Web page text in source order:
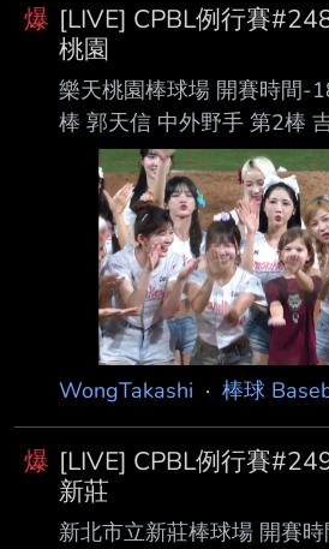
爆 [LIVE] CPBL例行賽
桃園
樂天桃園棒球場 開賽時間-
棒 郭天信 中外野手 第2棒
打擊 第3棒 朱育賢 一壘手
第5棒 李凱威 二壘手 第6棒
張祐嘉 右外野手 第8棒 蔣
豪 左外野手 先發投手 鋼龍
晨威 右外野手 第2棒 林政
威 克 指定打擊 第4棒 林智
趙紘 左外野手 第6棒 林子
榮 三壘手 第8棒 嚴宏鈞 捕
WongTakashi · 棒球
爆 [LIVE] CPBL例行賽
新莊
新北市立新莊棒球場 開賽